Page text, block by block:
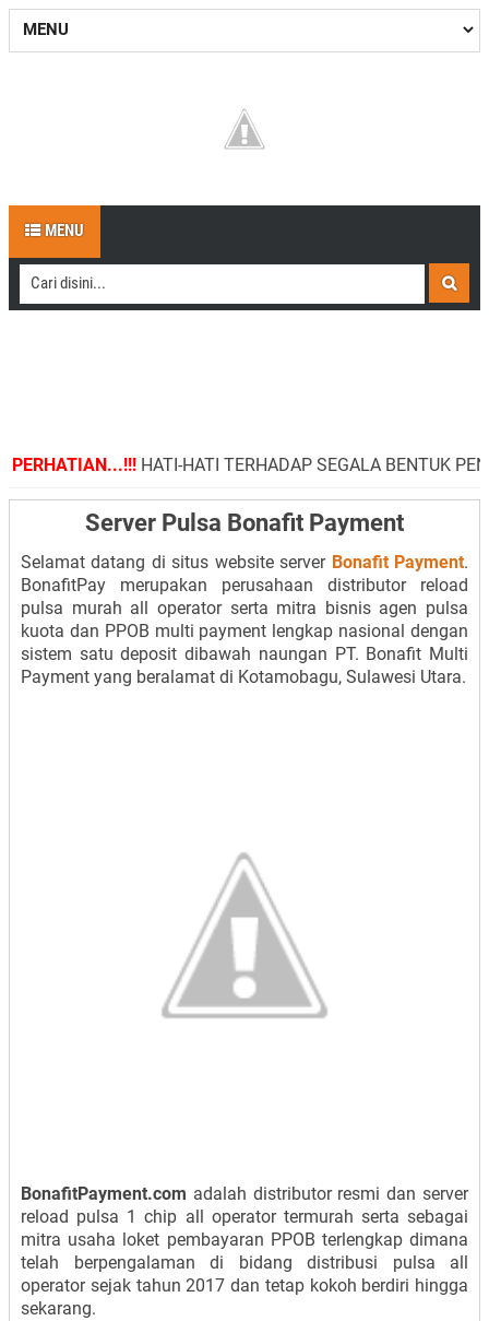
MENU
HATI-HATI TERHADAP SEGALA BENTUK
Server Pulsa Bonafit Payment
Selamat datang di situs website server Bonafit Payment.
BonafitPay merupakan perusahaan distributor reload
pulsa murah all operator serta mitra bisnis agen pulsa
kuota dan PPOB multi payment lengkap nasional dengan
sistem satu deposit dibawah naungan PT. Bonafit Multi
Payment yang beralamat di Kotamobagu, Sulawesi Utara.
BonafitPayment.com adalah distributor resmi dan server
reload pulsa 1 chip all operator termurah serta sebagai
mitra usaha loket pembayaran PPOB terlengkap dimana
telah berpengalaman di bidang distribusi pulsa all
operator sejak tahun 2017 dan tetap kokoh berdiri hingga
sekarang.